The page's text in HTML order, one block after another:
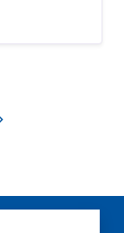
successiva